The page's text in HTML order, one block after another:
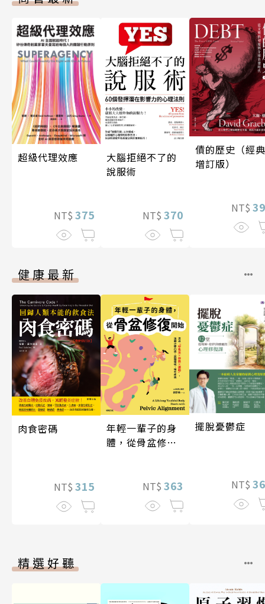
超級代理效應
NT$ 375
大腦拒絕不了的
說服術
NT$ 370
債的歷史（經典
增訂版）
NT$
健康最新
肉食密碼
NT$ 315
年輕一輩子的身
體，從骨盆修復
動」，遠離小腹
凸出、肩頸僵
硬、慢性疼痛
NT$ 363
擺脫憂鬱症
NT$
精選好聽